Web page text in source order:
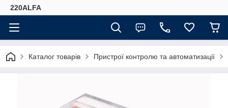
220ALFA
Каталог товарів Пристрої контролю та автоматизації